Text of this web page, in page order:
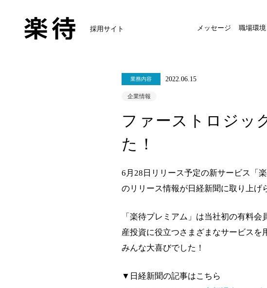
採用サイト メッセージ 職場環境
業務内容 2022.06.15
企業情報
ファーストロジッ
た！
6月28日リリース予定の新サービス「
のリリース情報が日経新聞に取り上げ
「楽待プレミアム」は当社初の有料
産投資に役立つさまざまなサービスを
みんな大喜びでした！
▼日経新聞の記事はこちら